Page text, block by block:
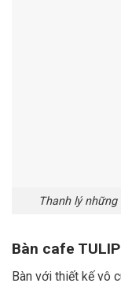
Thanh lý
Bàn cafe
Bàn với thiết kế vô